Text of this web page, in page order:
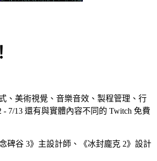
、美術視覺、音樂音效、製程管理、行
7/13 還有與實體內容不同的 Twitch 免費
碑谷 3》主設計師、《冰封龐克 2》設計